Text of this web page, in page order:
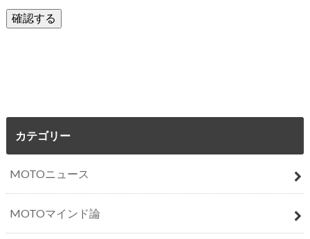
カテゴリー
MOTOニュース
MOTOマインド論